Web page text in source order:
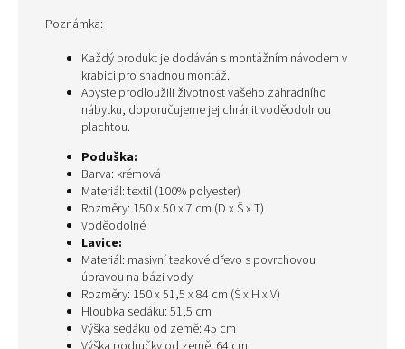
Poznámka:
Každý produkt je dodáván s montážním návodem v
krabici pro snadnou montáž.
Abyste prodloužili životnost vašeho zahradního
nábytku, doporučujeme jej chránit voděodolnou
plachtou.
Poduška:
Barva: krémová
Materiál: textil (100% polyester)
Rozměry: 150 x 50 x 7 cm (D x Š x T)
Voděodolné
Lavice:
Materiál: masivní teakové dřevo s povrchovou
úpravou na bázi vody
Rozměry: 150 x 51,5 x 84 cm (Š x H x V)
Hloubka sedáku: 51,5 cm
Výška sedáku od země: 45 cm